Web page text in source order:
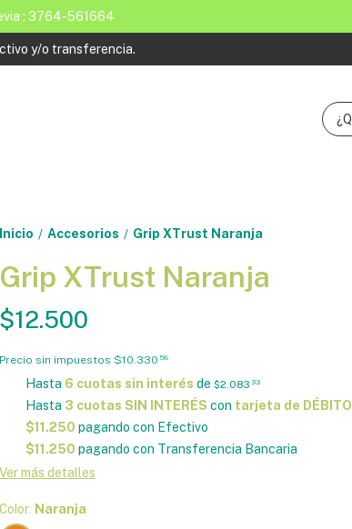
: 3764-561664
y/o transferencia.
Inicio / Accesorios / Grip XTrust Naranja
Grip XTrust Naranja
$12.500
Precio sin impuestos $10.330 58
Hasta 6 cuotas sin interés de $2.083 33
Hasta 3 cuotas SIN INTERÉS con tarjeta de DÉBITO
$11.250 pagando con Efectivo
$11.250 pagando con Transferencia Bancaria
Ver más detalles
Color: Naranja